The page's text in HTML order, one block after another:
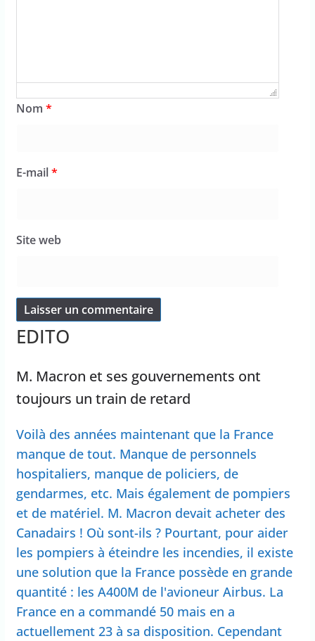
Nom *
E-mail*
Site web
EDITO
M. Macron et ses gouvernements ont
toujours un train de retard
Voilà des années maintenant que la France
manque de tout. Manque de personnels
hospitaliers, manque de policiers, de
gendarmes, etc. Mais également de pompiers
et de matériel. M. Macron devait acheter des
Canadairs ! Où sont-ils ? Pourtant, pour aider
les pompiers à éteindre les incendies, il existe
une solution que la France possède en grande
quantité : les A400M de l'avioneur Airbus. La
France en a commandé 50 mais en a
actuellement 23 à sa disposition. Cependant